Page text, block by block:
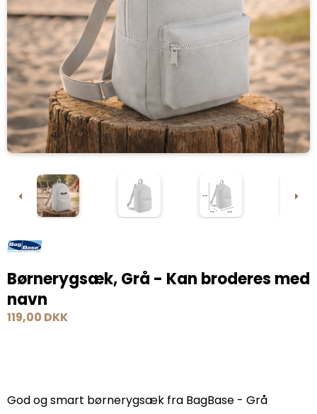
Børnerygsæk, Grå - Kan broderes med
navn
119,00 DKK
God og smart børnerygsæk fra BagBase - Grå